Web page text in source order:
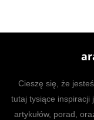
Cieszę się, że
tutaj tysiące inspiracji
artykułów, porad,